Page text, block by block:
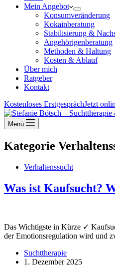
Mein Angebot
Konsumveränderung
Kokainberatung
Stabilisierung &
Angehörigenberatung
Methoden & Haltung
Kosten & Ablauf
Über mich
Ratgeber
Kontakt
Kostenloses ErstgesprächJetzt
Menü
Kategorie
Verhaltenssucht
Was ist Kaufsucht?
Das Wichtigste in Kürze ✓
der Emotionsregulation wird und
Suchttherapie
1. Dezember 2025